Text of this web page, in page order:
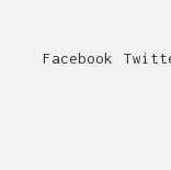
Facebook